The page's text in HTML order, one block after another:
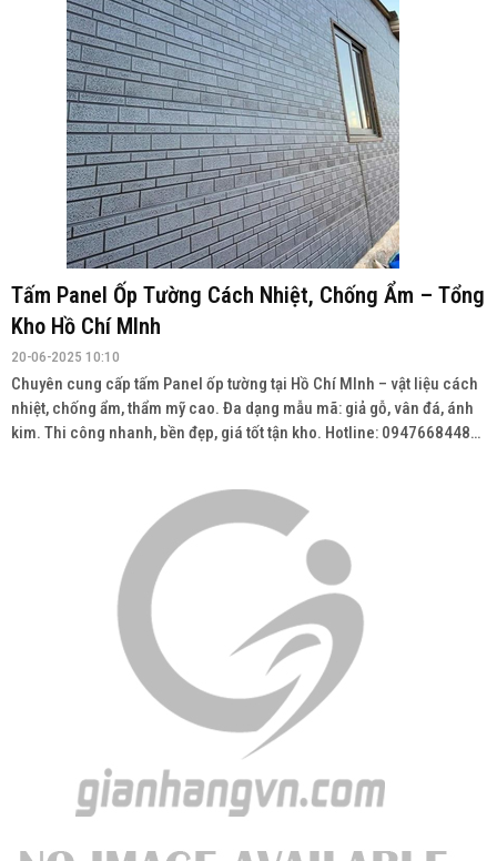
Tấm Panel Ốp Tường Cách Nhiệt, Chống Ẩm – Tổng
Kho Hồ Chí MInh
20-06-2025 10:10
Chuyên cung cấp tấm Panel ốp tường tại Hồ Chí MInh – vật liệu cách
nhiệt, chống ẩm, thẩm mỹ cao. Đa dạng mẫu mã: giả gỗ, vân đá, ánh
kim. Thi công nhanh, bền đẹp, giá tốt tận kho. Hotline: 0947668448